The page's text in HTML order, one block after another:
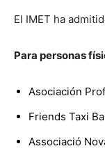
El IMET ha
Para personas
Asociación
Friends Taxi
Associació